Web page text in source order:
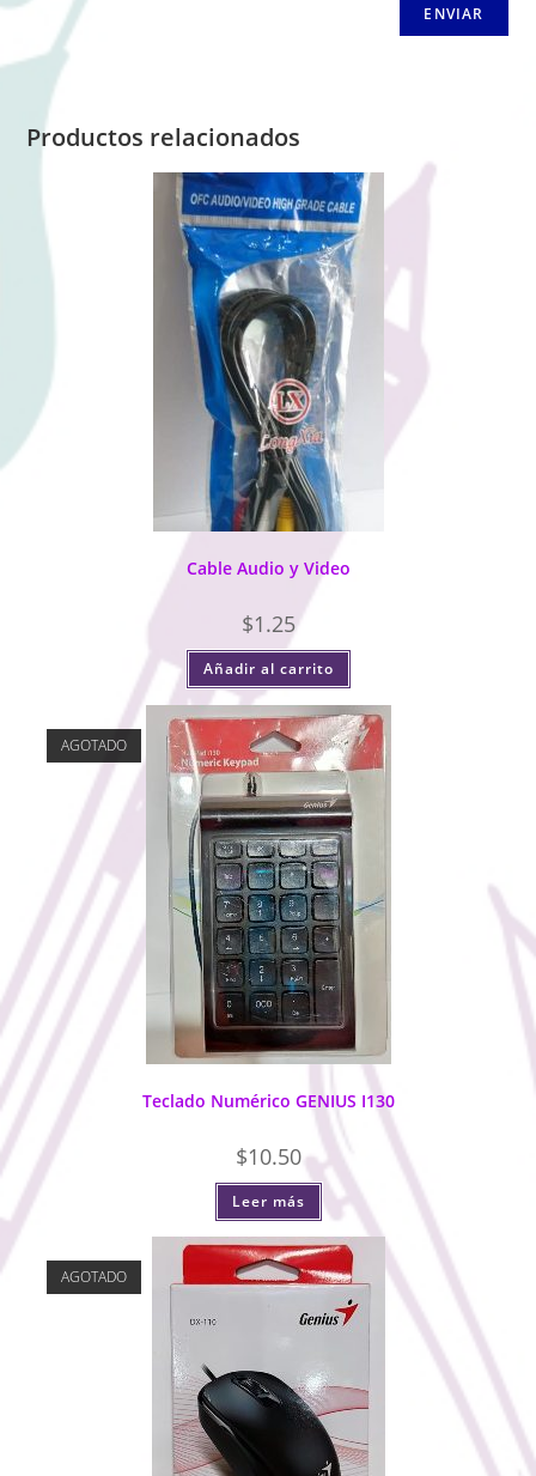
Productos relacionados
Cable Audio y Video
$1.25
Añadir al carrito
AGOTADO
Teclado Numérico GENIUS I130
$10.50
Leer más
AGOTADO